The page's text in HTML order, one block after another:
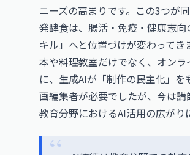
ニーズの高まりです。この3つが
発酵食は、腸活・免疫・健康志
キル」へと位置づけが変わって
本や料理教室だけでなく、オン
に、生成AIが「制作の民主化」
画編集者が必要でしたが、今は講
教育分野におけるAI活用の広がり